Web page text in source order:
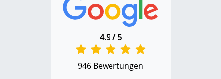
4.9 / 5
946 Bewertungen